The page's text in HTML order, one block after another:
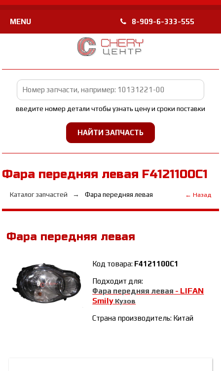
MENU 8-909-6-333-555
введите номер детали чтобы узнать цену и сроки поставки
Фара передняя левая F4121100C1
Каталог запчастей Фара передняя левая ← Назад
Фара передняя левая
Код товара: F4121100C1
Подходит для:
Фара передняя левая - LIFAN
Smily Кузов
Страна производитель: Китай